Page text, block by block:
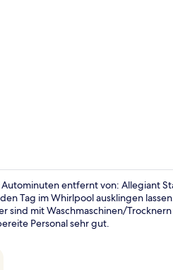
Autominuten entfernt von: Allegiant
Tag im Whirlpool ausklingen
sind mit Waschmaschinen/
Personal sehr gut.